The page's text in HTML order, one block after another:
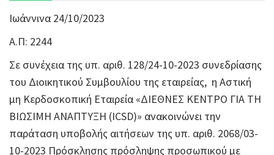
Ιωάννινα 24/10/2023
Α.Π: 2244
Σε συνέχεια της υπ. αριθ. 128/24-10-2023 συνεδρίασης
του Διοικητικού Συμβουλίου της εταιρείας, η Αστική
μη Κερδοσκοπική Εταιρεία «ΔΙΕΘΝΕΣ ΚΕΝΤΡΟ ΓΙΑ ΤΗ
ΒΙΩΣΙΜΗ ΑΝΑΠΤΥΞΗ (ICSD)» ανακοινώνει την
παράταση υποβολής αιτήσεων της υπ. αριθ. 2068/03-
10-2023 Πρόσκλησης πρόσληψης προσωπικού με